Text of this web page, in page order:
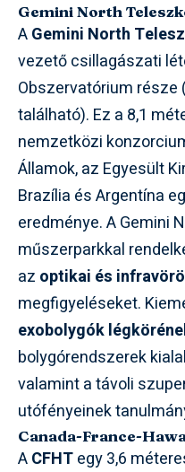
Gemini North
AGemini North
vezető csillagászati
Obszervatórium része
található). Ez a 8,1
nemzetközi
Államok, az Egyesült
Brazília és Argentína
eredménye. A Gemini
műszerparkkal
az optikai és
megfigyeléseket.
exobolygók
bolygórendszerek
valamint a távoli
utófényeinek
Canada-France-
ACFHTegy 3,6